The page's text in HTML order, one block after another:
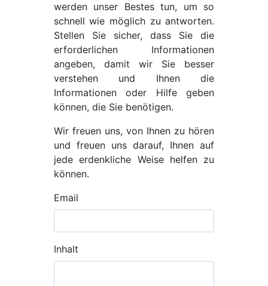
werden unser Bestes tun, um so
schnell wie möglich zu antworten.
Stellen Sie sicher, dass Sie die
erforderlichen Informationen
angeben, damit wir Sie besser
verstehen und Ihnen die
Informationen oder Hilfe geben
können, die Sie benötigen.
Wir freuen uns, von Ihnen zu hören
und freuen uns darauf, Ihnen auf
jede erdenkliche Weise helfen zu
können.
Email
Inhalt